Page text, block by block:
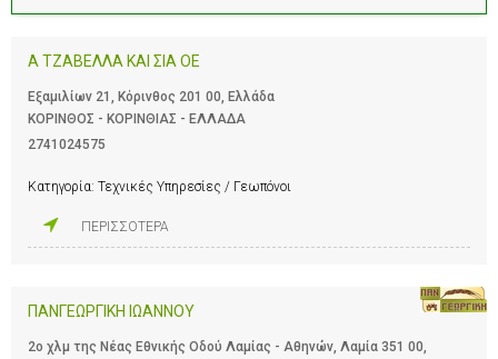
Α ΤΖΑΒΕΛΛΑ ΚΑΙ ΣΙΑ ΟΕ
Εξαμιλίων 21, Κόρινθος 201 00, Ελλάδα
ΚΟΡΙΝΘΟΣ - ΚΟΡΙΝΘΙΑΣ - ΕΛΛΑΔΑ
2741024575
Κατηγορία: Τεχνικές Υπηρεσίες / Γεωπόνοι
ΠΕΡΙΣΣΟΤΕΡΑ
ΠΑΝΓΕΩΡΓΙΚΗ ΙΩΑΝΝΟΥ
2ο χλμ της Νέας Εθνικής Οδού Λαμίας - Αθηνών, Λαμία 351 00,